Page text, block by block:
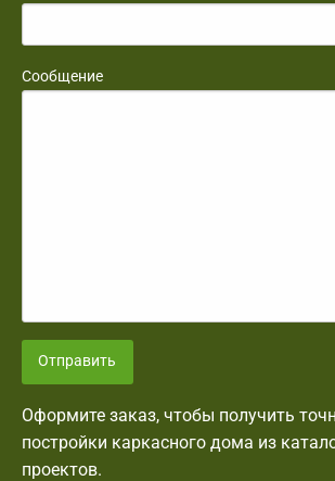
Сообщение
Отправить
Оформите заказ, чтобы получить
постройки каркасного дома из
проектов.